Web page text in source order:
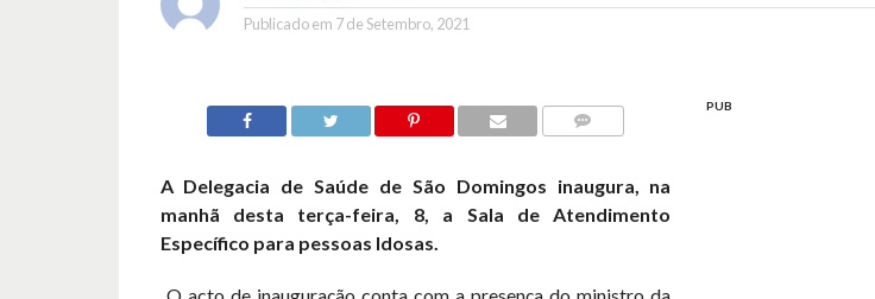
Publicado em 7 de Setembro, 2021
A Delegacia de Saúde de São Domingos inaugura, na
manhã desta terça-feira, 8, a Sala de Atendimento
Específico para pessoas Idosas.
PUB